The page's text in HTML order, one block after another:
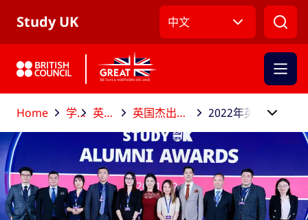
Study UK 中文
Home 学业结束后 英国杰出校友大奖 英国杰出校友大奖获奖者和决赛入围者